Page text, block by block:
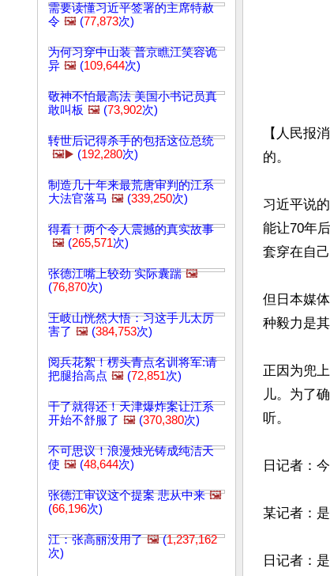
需要读懂习近平签署的主席特赦
令 🖼️ (77,873次)
为何习穿中山装 普京瞧江笑容诡
异 🖼️ (109,644次)
敬神不怕最高法 美国小书记员真
敢叫板 🖼️ (73,902次)
转世后记得杀手的包括这位总统
🖼️▶️ (192,280次)
制造几十年来最荒唐审判的江系
大法官落马 🖼️ (339,250次)
得看！两个令人震撼的真实故事
🖼️ (265,571次)
张德江嘴上较劲 实际囊踹 🖼️
(76,870次)
王岐山恍然大悟：习这手儿太厉
害了 🖼️ (384,753次)
阅兵花絮！楞头青点名训将军:请
把腿抬高点 🖼️ (72,851次)
干了就得还！天津爆炸案让江系
开始不舒服了 🖼️ (370,380次)
不可思议！浪漫烛光铸成纯洁天
使 🖼️ (48,644次)
张德江审议这个提案 悲从中来 🖼️
(66,196次)
江：张高丽没用了 🖼️(1,237,162
次)
【人民报
的。
习近平说
能让70年
套穿在自己
但日本媒
种毅力是
正因为兜
儿。为了
听。
日记者：
某记者：
日记者：